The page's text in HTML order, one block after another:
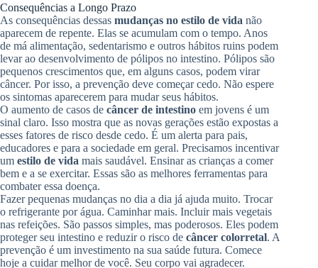
Consequências a Longo Prazo
As consequências dessas mudanças no estilo de vida não
aparecem de repente. Elas se acumulam com o tempo. Anos
de má alimentação, sedentarismo e outros hábitos ruins podem
levar ao desenvolvimento de pólipos no intestino. Pólipos são
pequenos crescimentos que, em alguns casos, podem virar
câncer. Por isso, a prevenção deve começar cedo. Não espere
os sintomas aparecerem para mudar seus hábitos.
O aumento de casos de câncer de intestino em jovens é um
sinal claro. Isso mostra que as novas gerações estão expostas a
esses fatores de risco desde cedo. É um alerta para pais,
educadores e para a sociedade em geral. Precisamos incentivar
um estilo de vida mais saudável. Ensinar as crianças a comer
bem e a se exercitar. Essas são as melhores ferramentas para
combater essa doença.
Fazer pequenas mudanças no dia a dia já ajuda muito. Trocar
o refrigerante por água. Caminhar mais. Incluir mais vegetais
nas refeições. São passos simples, mas poderosos. Eles podem
proteger seu intestino e reduzir o risco de câncer colorretal. A
prevenção é um investimento na sua saúde futura. Comece
hoje a cuidar melhor de você. Seu corpo vai agradecer.